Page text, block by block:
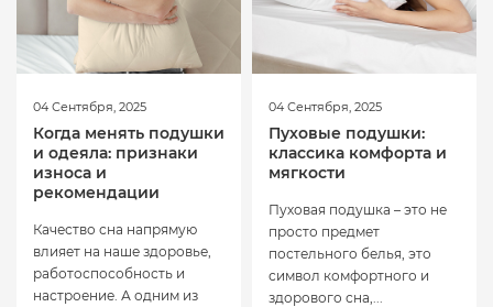
04 Сентября, 2025
Когда менять подушки
и одеяла: признаки
износа и
рекомендации
Качество сна напрямую
влияет на наше здоровье,
работоспособность и
настроение. А одним из
04 Сентября, 2025
Пуховые подушки:
классика комфорта и
мягкости
Пуховая подушка – это не
просто предмет
постельного белья, это
символ комфортного и
здорового сна,...